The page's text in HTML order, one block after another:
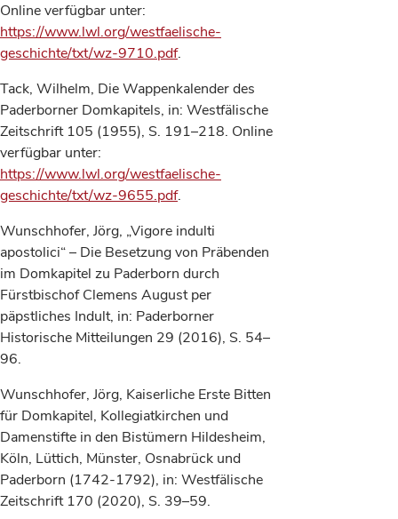
Online verfügbar unter:
https://www.lwl.org/westfaelische-
geschichte/txt/wz-9710.pdf.
Tack, Wilhelm, Die Wappenkalender des
Paderborner Domkapitels, in: Westfälische
Zeitschrift 105 (1955), S. 191–218. Online
verfügbar unter:
https://www.lwl.org/westfaelische-
geschichte/txt/wz-9655.pdf.
Wunschhofer, Jörg, „Vigore indulti
apostolici“ – Die Besetzung von Präbenden
im Domkapitel zu Paderborn durch
Fürstbischof Clemens August per
päpstliches Indult, in: Paderborner
Historische Mitteilungen 29 (2016), S. 54–
96.
Wunschhofer, Jörg, Kaiserliche Erste Bitten
für Domkapitel, Kollegiatkirchen und
Damenstifte in den Bistümern Hildesheim,
Köln, Lüttich, Münster, Osnabrück und
Paderborn (1742-1792), in: Westfälische
Zeitschrift 170 (2020), S. 39–59.